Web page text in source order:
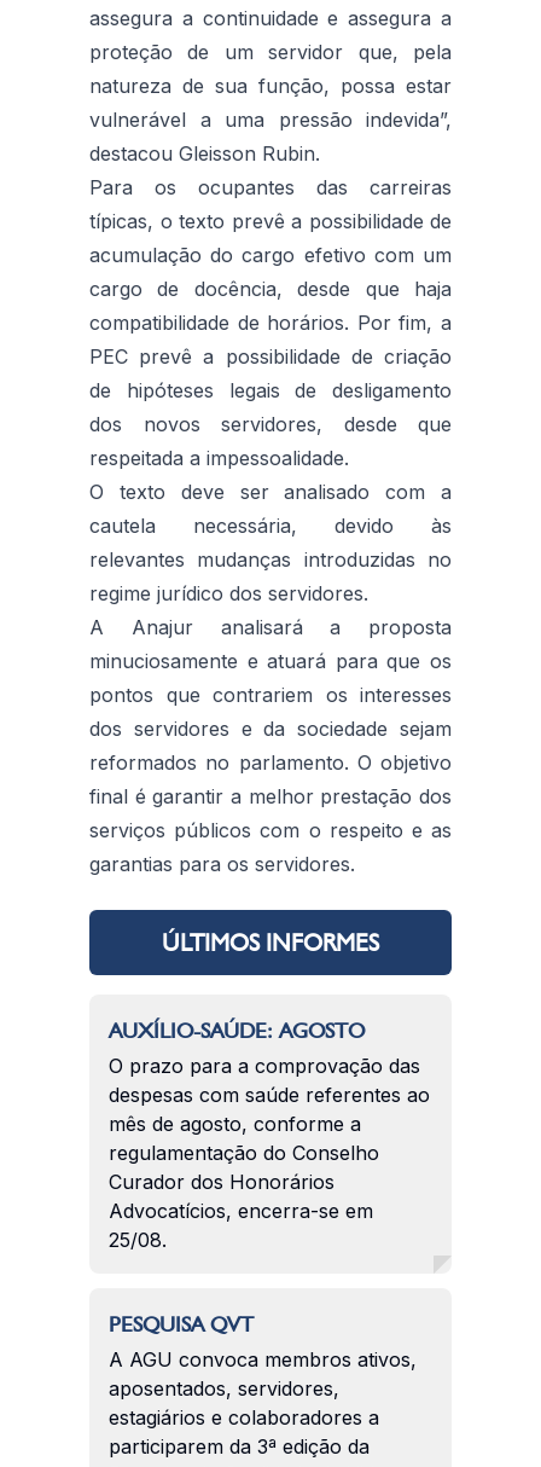
assegura a continuidade e assegura a
proteção de um servidor que, pela
natureza de sua função, possa estar
vulnerável a uma pressão indevida”,
destacou Gleisson Rubin.
Para os ocupantes das carreiras
típicas, o texto prevê a possibilidade de
acumulação do cargo efetivo com um
cargo de docência, desde que haja
compatibilidade de horários. Por fim, a
PEC prevê a possibilidade de criação
de hipóteses legais de desligamento
dos novos servidores, desde que
respeitada a impessoalidade.
O texto deve ser analisado com a
cautela necessária, devido às
relevantes mudanças introduzidas no
regime jurídico dos servidores.
A Anajur analisará a proposta
minuciosamente e atuará para que os
pontos que contrariem os interesses
dos servidores e da sociedade sejam
reformados no parlamento. O objetivo
final é garantir a melhor prestação dos
serviços públicos com o respeito e as
garantias para os servidores.
ÚLTIMOS INFORMES
AUXÍLIO-SAÚDE: AGOSTO
O prazo para a comprovação das
despesas com saúde referentes ao
mês de agosto, conforme a
regulamentação do Conselho
Curador dos Honorários
Advocatícios, encerra-se em
25/08.
PESQUISA QVT
A AGU convoca membros ativos,
aposentados, servidores,
estagiários e colaboradores a
participarem da 3ª edição da